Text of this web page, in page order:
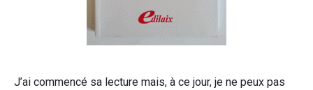
J’ai commencé sa lecture mais, à ce jour, je ne peux pas